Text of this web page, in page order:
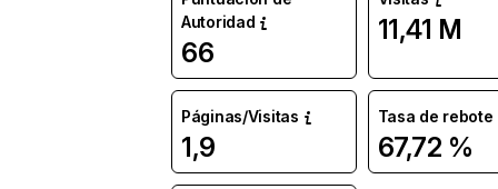
Autoridad
66
11,41 M
Páginas/Visitas
1,9
Tasa de rebote
67,72 %